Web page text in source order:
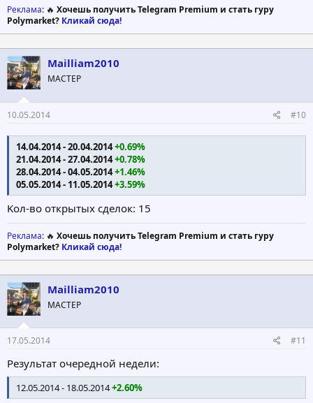
Реклама: 🔥 Хочешь получить Telegram Premium и стать гуру
Polymarket? Кликай сюда!
Mailliam2010
МАСТЕР
10.05.2014 #10
14.04.2014 - 20.04.2014+0.69%
21.04.2014 - 27.04.2014+0.78%
28.04.2014 - 04.05.2014+1.46%
05.05.2014 - 11.05.2014+3.59%
Koл-вo открытых сделок: 15
Реклама: 🔥 Хочешь получить Telegram Premium и стать гуру
Polymarket? Кликай сюда!
Mailliam2010
МАСТЕР
17.05.2014 #11
Результат очередной недели:
12.05.2014 - 18.05.2014+2.60%